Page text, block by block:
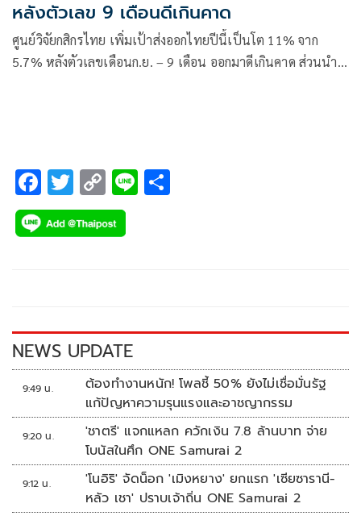
หลังตัวเลข 9 เดือนดีเกินคาด
ศูนย์วิจัยกสิกรไทย เพิ่มเป้าส่งออกไทยปีนี้เป็นโต 11% จาก
5.7% หลังตัวเลขเดือนก.ย. – 9 เดือน ออกมาดีเกินคาด ส่วนนำ
F
ac
e
k
T
wi
tt
C
o
p
k
Li
NEWS UPDATE
9:49 น.
ต้องทำงานหนัก! โพลชี้ 50% ยังไม่เชื่อมั่นรัฐ
แก้ปัญหาความรุนแรงและอาชญากรรม
9:20 น.
'ชาตรี' แจกแหลก ควักเงิน 7.8 ล้านบาท จ่าย
โบนัสในศึก ONE Samurai 2
9:12 น.
'โนอิริ' จัดน็อก 'เมิงหยาง' ยกแรก 'เซียซารานี-
หลัว เชา' ปราบเจ้าถิ่น ONE Samurai 2